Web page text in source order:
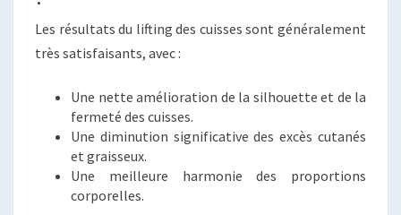
Les résultats du lifting des cuisses sont généralement
très satisfaisants, avec :
Une nette amélioration de la silhouette et de la
fermeté des cuisses.
Une diminution significative des excès cutanés
et graisseux.
Une meilleure harmonie des proportions
corporelles.